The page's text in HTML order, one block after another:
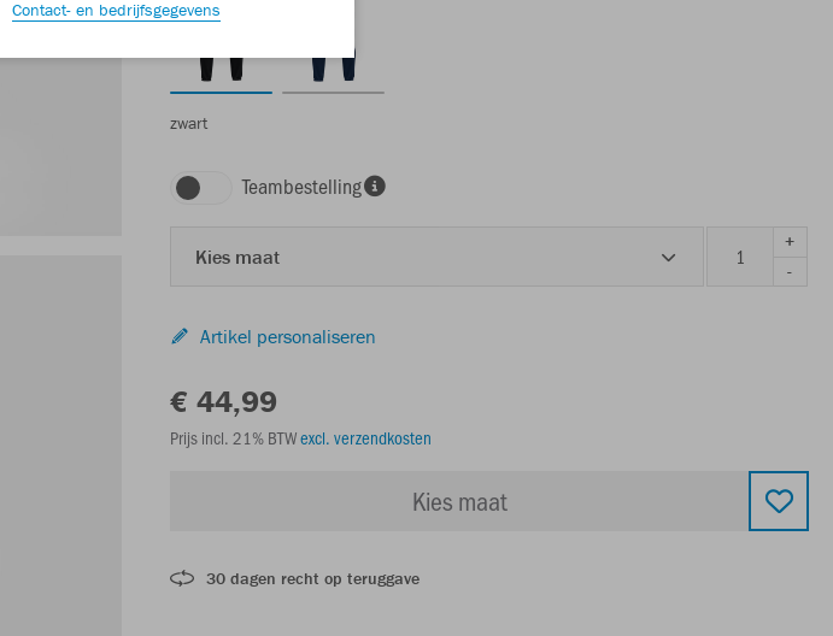
zwart
Teambestelling
Kies maat
+
-
Artikel personaliseren
€ 44,99
Prijs incl. 21% BTWexcl. verzendkosten
Kies maat
30 dagen recht op teruggave
Contact- en bedrijfsgegevens